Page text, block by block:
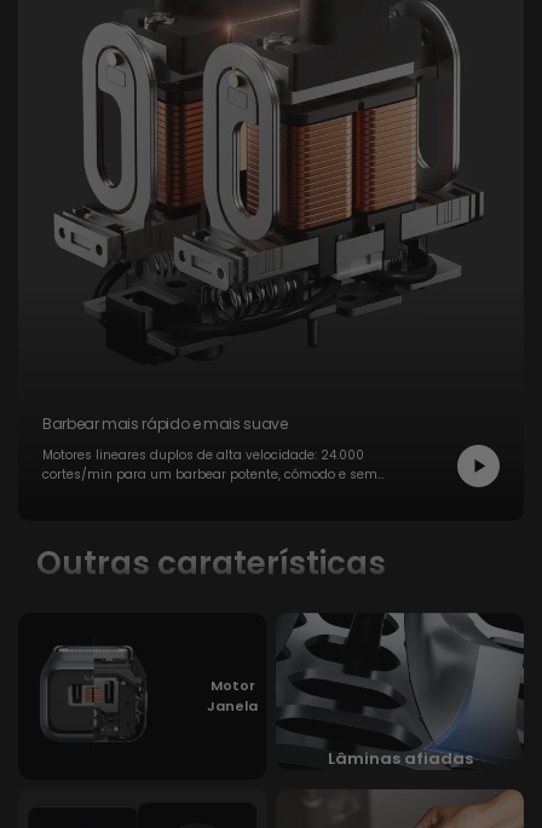
Barbear mais rápido e mais suave
Motores lineares duplos de alta velocidade: 24.000
cortes/min para um barbear potente, cómodo e sem
Outras caraterísticas
Motor
Janela
Lâminas afiadas